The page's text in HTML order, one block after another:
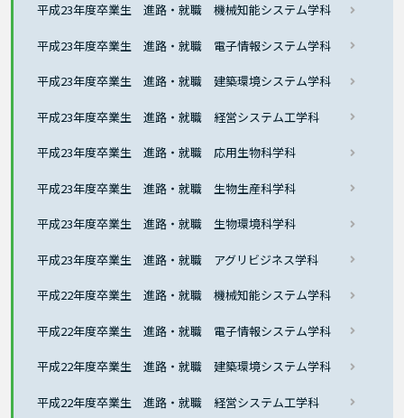
平成23年度卒業生 進路・就職 機械知能システム学科
平成23年度卒業生 進路・就職 電子情報システム学科
平成23年度卒業生 進路・就職 建築環境システム学科
平成23年度卒業生 進路・就職 経営システム工学科
平成23年度卒業生 進路・就職 応用生物科学科
平成23年度卒業生 進路・就職 生物生産科学科
平成23年度卒業生 進路・就職 生物環境科学科
平成23年度卒業生 進路・就職 アグリビジネス学科
平成22年度卒業生 進路・就職 機械知能システム学科
平成22年度卒業生 進路・就職 電子情報システム学科
平成22年度卒業生 進路・就職 建築環境システム学科
平成22年度卒業生 進路・就職 経営システム工学科